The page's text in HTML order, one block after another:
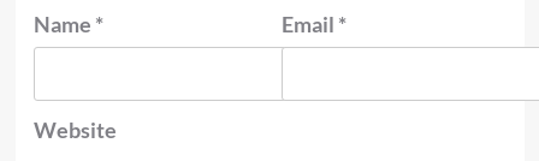
Name * Email *
Website